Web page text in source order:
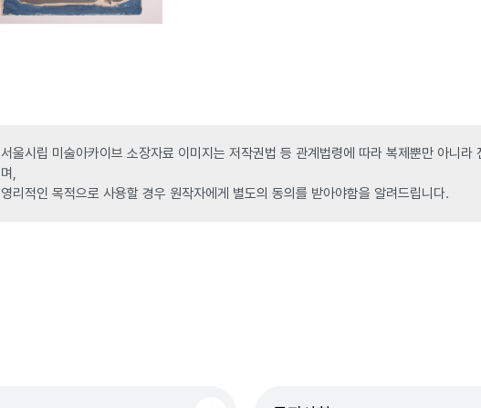
서울시립 미술아카이브 소장자료 이미지는 저작권법 등 관계법령에 따라 복제뿐만 아니
며,
영리적인 목적으로 사용할 경우 원작자에게 별도의 동의를 받아야함을 알려드립니다.